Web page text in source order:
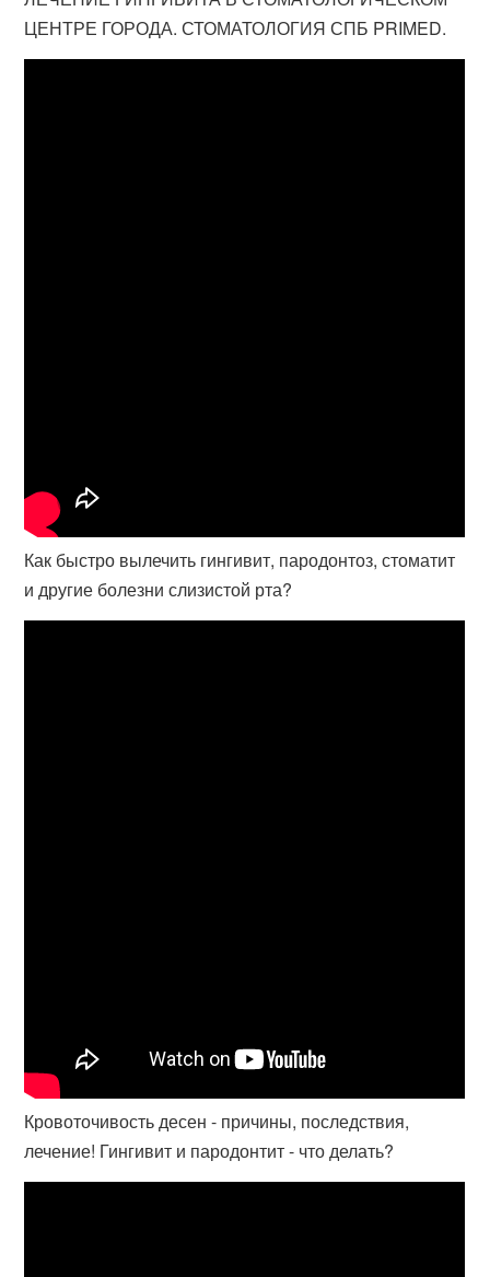
ЦЕНТРЕ ГОРОДА. СТОМАТОЛОГИЯ СПБ PRIMED.
Как быстро вылечить гингивит, пародонтоз, стоматит
и другие болезни слизистой рта?
Кровоточивость десен - причины, последствия,
лечение! Гингивит и пародонтит - что делать?